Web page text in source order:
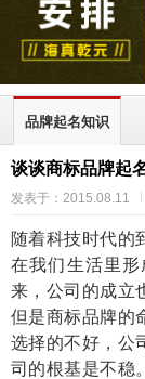
品牌起名知识
谈谈商标品牌起
发表于：2015.08.11
随着科技时代的
在我们生活里
来，公司的成立
但是商标品牌的
选择的不好，公
司的根基是不稳